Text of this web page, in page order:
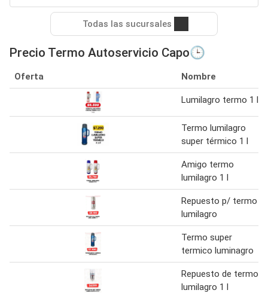
Todas las sucursales
Precio Termo Autoservicio Capo🕒
Oferta Nombre
Lumilagro termo 1 l
Termo lumilagro
super térmico 1 l
Amigo termo
lumilagro 1 l
Repuesto p/ termo
lumilagro
Termo super
termico luminagro
Repuesto de termo
lumilagro 1 l